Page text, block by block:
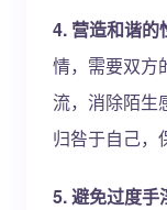
4. 营造和谐的
情，需要双方
流，消除陌生
归咎于自己，
5. 避免过度手